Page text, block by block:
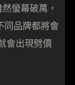
螢幕破萬，
同品牌都將會
會出現劈價